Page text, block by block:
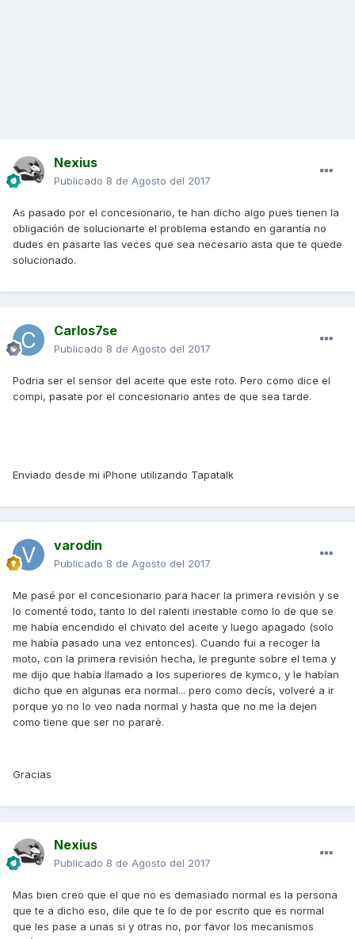
Nexius
Publicado 8 de Agosto del 2017
As pasado por el concesionario, te han dicho algo pues tienen la
obligación de solucionarte el problema estando en garantía no
dudes en pasarte las veces que sea necesario asta que te quede
solucionado.
Carlos7se
Publicado 8 de Agosto del 2017
Podria ser el sensor del aceite que este roto. Pero como dice el
compi, pasate por el concesionario antes de que sea tarde.
Enviado desde mi iPhone utilizando Tapatalk
varodin
Publicado 8 de Agosto del 2017
Me pasé por el concesionario para hacer la primera revisión y se
lo comenté todo, tanto lo del ralenti inestable como lo de que se
me había encendido el chivato del aceite y luego apagado (solo
me había pasado una vez entonces). Cuando fui a recoger la
moto, con la primera revisión hecha, le pregunte sobre el tema y
me dijo que había llamado a los superiores de kymco, y le habían
dicho que en algunas era normal... pero como decís, volveré a ir
porque yo no lo veo nada normal y hasta que no me la dejen
como tiene que ser no pararè.
Gracias
Nexius
Publicado 8 de Agosto del 2017
Mas bien creo que el que no es demasiado normal es la persona
que te a dicho eso, dile que te lo de por escrito que es normal
que les pase a unas si y otras no, por favor los mecanismos